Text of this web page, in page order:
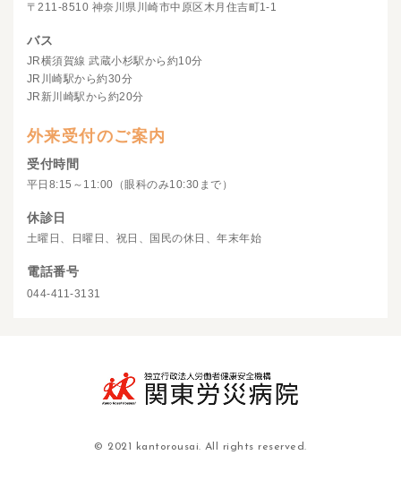
〒211-8510 神奈川県川崎市中原区木月住吉町1-1
バス
JR横須賀線 武蔵小杉駅から約10分
JR川崎駅から約30分
JR新川崎駅から約20分
外来受付のご案内
受付時間
平日8:15～11:00（眼科のみ10:30まで）
休診日
土曜日、日曜日、祝日、国民の休日、年末年始
電話番号
044-411-3131
© 2021 kantorousai. All rights reserved.